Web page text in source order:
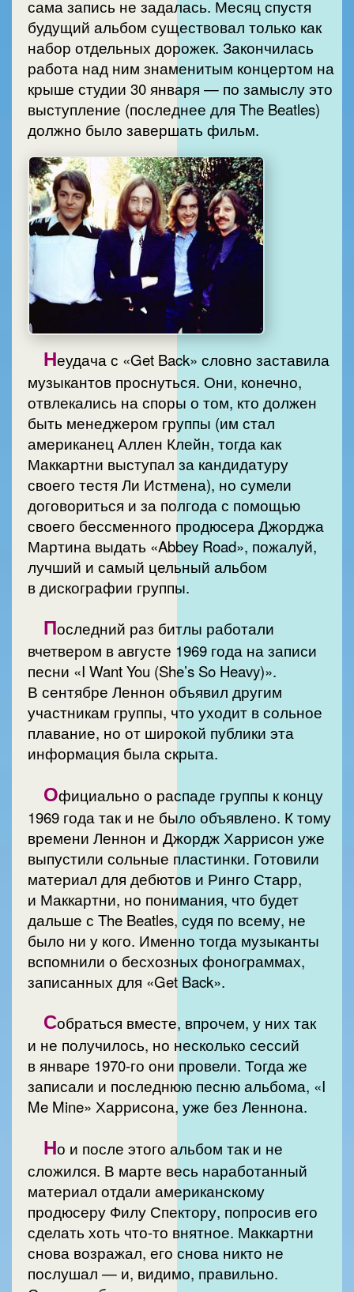
сама запись не задалась. Месяц спустя
будущий альбом существовал только как
набор отдельных дорожек. Закончилась
работа над ним знаменитым концертом на
крыше студии 30 января — по замыслу это
выступление (последнее для The Beatles)
должно было завершать фильм.
Неудача с «Get Back» словно заставила
музыкантов проснуться. Они, конечно,
отвлекались на споры о том, кто должен
быть менеджером группы (им стал
американец Аллен Клейн, тогда как
Маккартни выступал за кандидатуру
своего тестя Ли Истмена), но сумели
договориться и за полгода с помощью
своего бессменного продюсера Джорджа
Мартина выдать «Abbey Road», пожалуй,
лучший и самый цельный альбом
в дискографии группы.
Последний раз битлы работали
вчетвером в августе 1969 года на записи
песни «I Want You (She’s So Heavy)».
В сентябре Леннон объявил другим
участникам группы, что уходит в сольное
плавание, но от широкой публики эта
информация была скрыта.
Официально о распаде группы к концу
1969 года так и не было объявлено. К тому
времени Леннон и Джордж Харрисон уже
выпустили сольные пластинки. Готовили
материал для дебютов и Ринго Старр,
и Маккартни, но понимания, что будет
дальше с The Beatles, судя по всему, не
было ни у кого. Именно тогда музыканты
вспомнили о бесхозных фонограммах,
записанных для «Get Back».
Собраться вместе, впрочем, у них так
и не получилось, но несколько сессий
в январе 1970-го они провели. Тогда же
записали и последнюю песню альбома, «I
Me Mine» Харрисона, уже без Леннона.
Но и после этого альбом так и не
сложился. В марте весь наработанный
материал отдали американскому
продюсеру Филу Спектору, попросив его
сделать хоть что-то внятное. Маккартни
снова возражал, его снова никто не
послушал — и, видимо, правильно.